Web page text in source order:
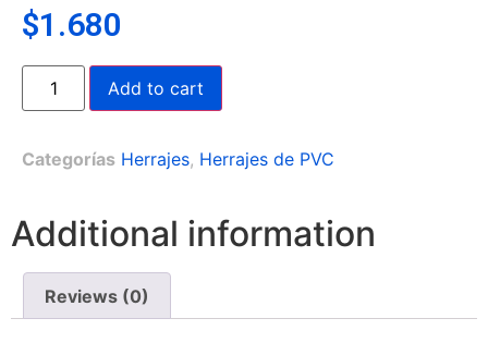
$1.680
Add to cart
Categorías Herrajes, Herrajes de PVC
Additional information
Reviews (0)